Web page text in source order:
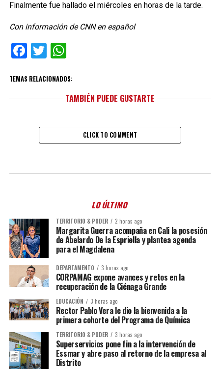
Finalmente fue hallado el miércoles en horas de la tarde.
Con información de CNN en español
Facebook
TwitterWhatsApp
TEMAS RELACIONADOS:
TAMBIÉN PUEDE GUSTARTE
CLICK TO COMMENT
LO ÚLTIMO
TERRITORIO & PODER 2 horas ago
Margarita Guerra acompaña en Cali la posesión
de Abelardo De la Espriella y plantea agenda
para el Magdalena
DEPARTAMENTO 3 horas ago
CORPAMAG expone avances y retos en la
recuperación de la Ciénaga Grande
EDUCACIÓN 3 horas ago
Rector Pablo Vera le dio la bienvenida a la
primera cohorte del Programa de Química
TERRITORIO & PODER 3 horas ago
Superservicios pone fin a la intervención de
Essmar y abre paso al retorno de la empresa al
Distrito